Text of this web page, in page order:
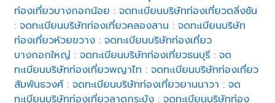
ท่องเที่ยวบางกอกน้อย :จดทะเบียนบริษัทท่องเที่ยวตลิ่งชัน
:จดทะเบียนบริษัทท่องเที่ยวคลองสาน :จดทะเบียนบริษัท
ท่องเที่ยวห้วยขวาง :จดทะเบียนบริษัทท่องเที่ยว
บางกอกใหญ่ :จดทะเบียนบริษัทท่องเที่ยวธนบุรี :จด
ทะเบียนบริษัทท่องเที่ยวพญาไท :จดทะเบียนบริษัทท่องเที่ยว
สัมพันธวงศ์ :จดทะเบียนบริษัทท่องเที่ยวยานนาวา :จด
ทะเบียนบริษัทท่องเที่ยวลาดกระบัง :จดทะเบียนบริษัทท่อง